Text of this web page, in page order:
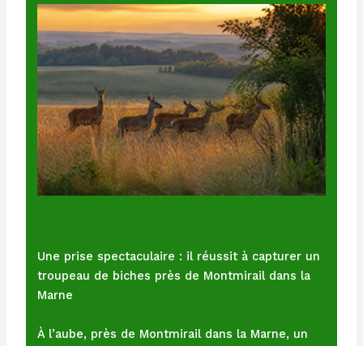
Une prise spectaculaire : il réussit à capturer un
troupeau de biches près de Montmirail dans la
Marne
À l’aube, près de Montmirail dans la Marne, un